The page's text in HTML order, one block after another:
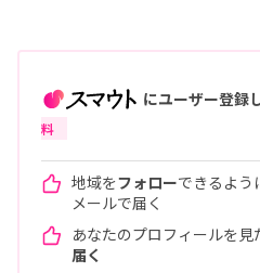
にユーザー登録
料
地域をフォローできるよう
メールで届く
あなたのプロフィールを見
届く